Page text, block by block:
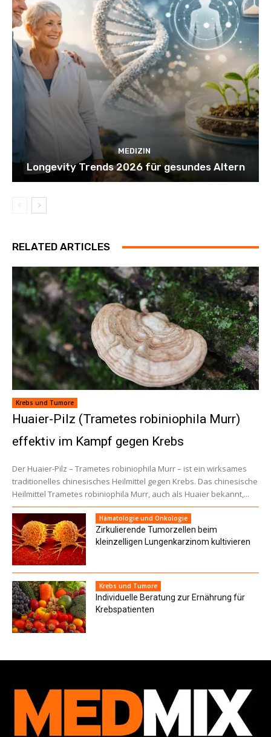
MEDIZIN
Longevity Trends 2026 für gesundes Altern
RELATED ARTICLES
Krebs und Tumore
Huaier-Pilz (Trametes robiniophila Murr)
effektiv im Kampf gegen Krebs
Der Huaier-Pilz – Trametes robiniophila Murr – ist ein wirksames
traditionelles chinesisches Heilmittel gegen Krebs. Das chinesische
Heilmittel Trametes robiniophila Murr, auch als Huaier bekannt,...
Hämatologie und Onkologie
Zirkulierende Tumorzellen beim
kleinzelligen Lungenkarzinom kultivieren
Krebs und Tumore
Individuelle Beratung zur Ernährung für
Krebspatienten